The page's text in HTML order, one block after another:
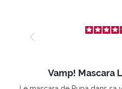
Vamp! Mascara